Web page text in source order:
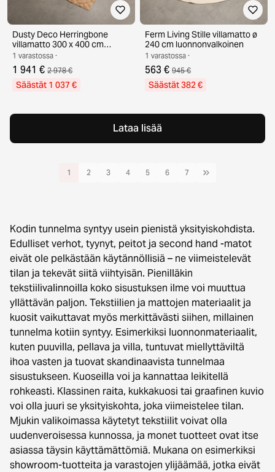
Dusty Deco Herringbone
villamatto 300 x 400 cm
ruskea
1 varastossa ·
1 941 € 2 978 €
Säästät 1 037 €
Ferm Living Stille villamatto ø
240 cm luonnonvalkoinen
1 varastossa ·
563 € 945 €
Säästät 382 €
Lataa lisää
1 2 3 4 5 6 7
Kodin tunnelma syntyy usein pienistä yksityiskohdista.
Edulliset verhot, tyynyt, peitot ja second hand -matot
eivät ole pelkästään käytännöllisiä – ne viimeistelevät
tilan ja tekevät siitä viihtyisän. Pienilläkin
tekstiilivalinnoilla koko sisustuksen ilme voi muuttua
yllättävän paljon. Tekstiilien ja mattojen materiaalit ja
kuosit vaikuttavat myös merkittävästi siihen, millainen
tunnelma kotiin syntyy. Esimerkiksi luonnonmateriaalit,
kuten puuvilla, pellava ja villa, tuntuvat miellyttäviltä
ihoa vasten ja tuovat skandinaavista tunnelmaa
sisustukseen. Kuoseilla voi ja kannattaa leikitellä
rohkeasti. Klassinen raita, kukkakuosi tai graafinen kuvio
voi olla juuri se yksityiskohta, joka viimeistelee tilan.
Mjukin valikoimassa käytetyt tekstiilit voivat olla
uudenveroisessa kunnossa, ja monet tuotteet ovat itse
asiassa täysin käyttämättömiä. Mukana on esimerkiksi
showroom-tuotteita ja varastojen ylijäämää, jotka eivät